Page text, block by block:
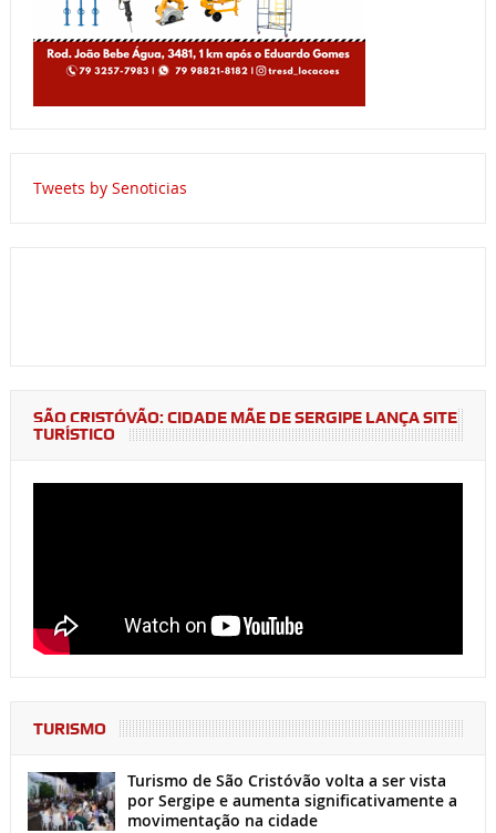
Tweets by Senoticias
SÃO CRISTÓVÃO: CIDADE MÃE DE SERGIPE LANÇA SITE
TURÍSTICO
TURISMO
Turismo de São Cristóvão volta a ser vista
por Sergipe e aumenta significativamente a
movimentação na cidade